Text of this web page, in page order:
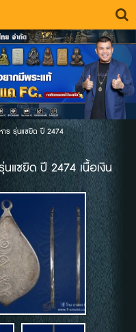
ร รุ่นแซยิด ปี 2474
แซยิด ปี 2474 เนื้อเงิน